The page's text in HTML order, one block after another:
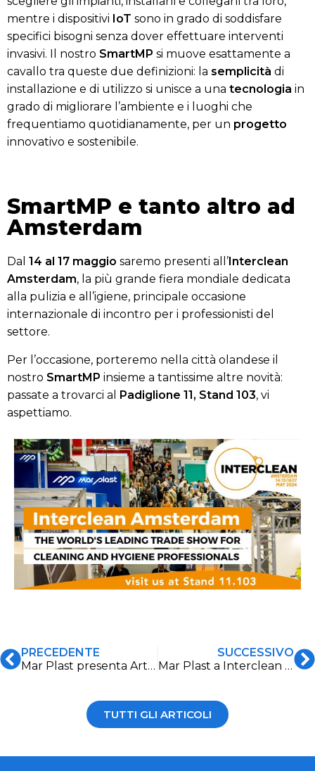
mentre i dispositivi IoT sono in grado di soddisfare
specifici bisogni senza dover effettuare interventi
invasivi. Il nostro SmartMP si muove esattamente a
cavallo tra queste due definizioni: la semplicità di
installazione e di utilizzo si unisce a una tecnologia in
grado di migliorare l’ambiente e i luoghi che
frequentiamo quotidianamente, per un progetto
innovativo e sostenibile.
SmartMP e tanto altro ad
Amsterdam
Dal 14 al 17 maggio saremo presenti all’Interclean
Amsterdam, la più grande fiera mondiale dedicata
alla pulizia e all’igiene, principale occasione
internazionale di incontro per i professionisti del
settore.
Per l’occasione, porteremo nella città olandese il
nostro SmartMP insieme a tantissime altre novità:
passate a trovarci al Padiglione 11, Stand 103, vi
aspettiamo.
PRECEDENTE
Mar Plast presenta Artemis, l’innovativo distributore automatico per assorbenti
SUCCESSIVO
Mar Plast a Interclean 2024
TUTTI GLI ARTICOLI